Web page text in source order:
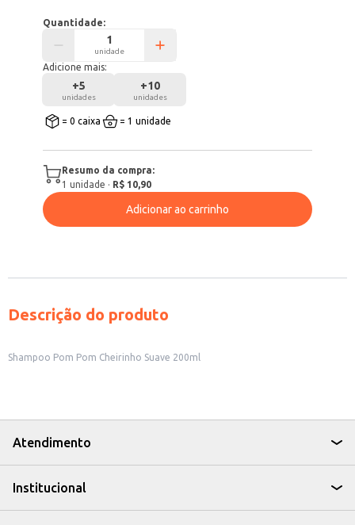
Quantidade:
unidade
Adicione mais:
+5
unidades
+10
unidades
= 0 caixa = 1 unidade
Resumo da compra:
1 unidade · R$ 10,90
Adicionar ao carrinho
Descrição do produto
Shampoo Pom Pom Cheirinho Suave 200ml
Atendimento
Institucional